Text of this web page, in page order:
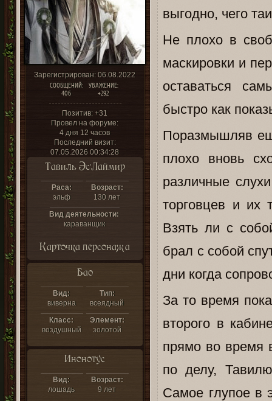
Зарегистрирован: 06.08.2022
СООБЩЕНИЙ:
406
УВАЖЕНИЕ:
+292
Позитив: +31
Провел на форуме:
4 дня 12 часов
Последний визит:
07.05.2026 00:34:28
Тавиль Эс'Лаймир
Раса:
эльф
Возраст:
130 лет
Вид деятельности:
караванщик
Карточка персонажа
Бао
Вид:
виверна
Тип:
всеядный
Класс:
воздушный
Элемент:
золотой
Инонотус
Вид:
лошадь
Возраст:
9 лет
выгодно, чего
Не плохо в
маскировки и
оставаться
быстро как
Поразмышляв
плохо вновь
различные
торговцев и их
Взять ли с
брал с собой
дни когда
За то время
второго в
прямо во время
по делу,
Самое глупое в